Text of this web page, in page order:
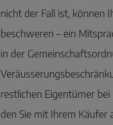
nicht der Fall ist, können
beschweren – ein
in der
restlichen Eigentümer
den Sie mit Ihrem Käufer